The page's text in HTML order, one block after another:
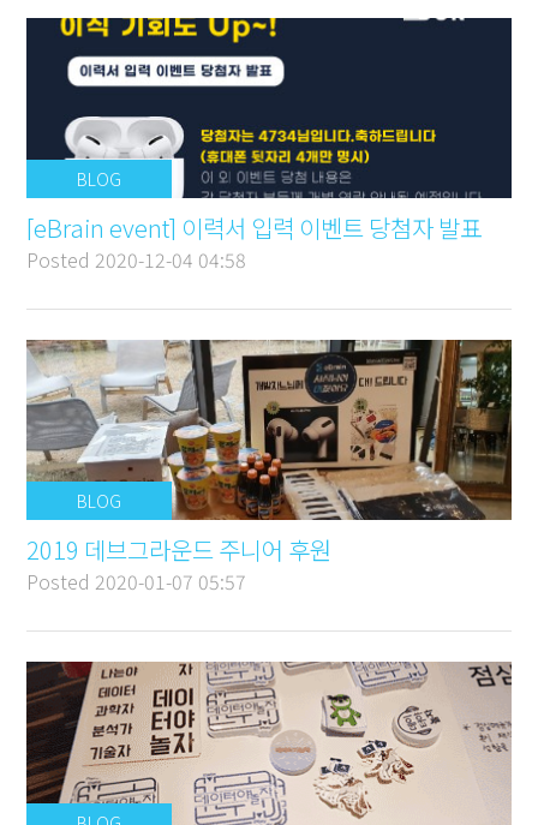
BLOG
[eBrain event] 이력서 입력 이벤트 당첨자 발표
Posted 2020-12-04 04:58
BLOG
2019 데브그라운드 주니어 후원
Posted 2020-01-07 05:57